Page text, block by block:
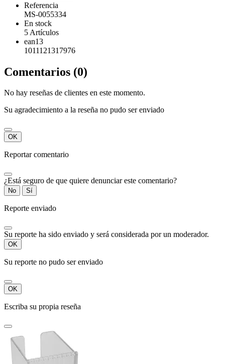
Referencia
MS-0055334
En stock
5 Artículos
ean13
1011121317976
Comentarios (0)
No hay reseñas de clientes en este momento.
Su agradecimiento a la reseña no pudo ser enviado
OK
Reportar comentario
¿Está seguro de que quiere denunciar este comentario?
No Sí
Reporte enviado
Su reporte ha sido enviado y será considerada por un moderador.
OK
Su reporte no pudo ser enviado
OK
Escriba su propia reseña